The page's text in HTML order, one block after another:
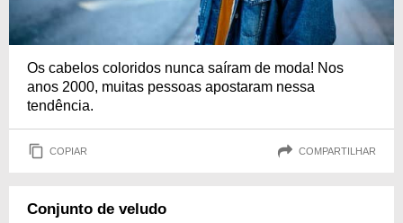
Os cabelos coloridos nunca saíram de moda! Nos
anos 2000, muitas pessoas apostaram nessa
tendência.
COPIAR COMPARTILHAR
Conjunto de veludo